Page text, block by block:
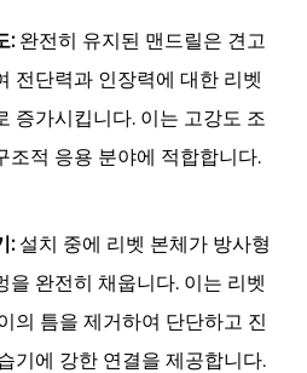
: 완전히 유지된 맨드릴은 견고
전단력과 인장력에 대한 리벳
증가시킵니다. 이는 고강도 조
조적 응용 분야에 적합합니다.
: 설치 중에 리벳 본체가 방사형
을 완전히 채웁니다. 이는 리벳
의 틈을 제거하여 단단하고 진
기에 강한 연결을 제공합니다.